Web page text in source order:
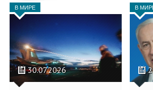
В МИРЕ
30.07.2026
В